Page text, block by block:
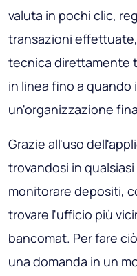
valuta in pochi clic,
transazioni
tecnica direttamente
in linea fino a quando
un'organizzazione
Grazie all'uso
trovandosi in
monitorare depositi,
trovare l'ufficio più
bancomat. Per fare
una domanda in un